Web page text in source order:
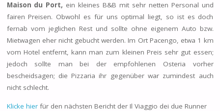
Maison du Port, ein kleines B&B mit sehr netten Personal und
fairen Preisen. Obwohl es für uns optimal liegt, so ist es doch
fernab vom jeglichen Rest und sollte ohne eigenem Auto bzw.
Mietwagen eher nicht gebucht werden. Im Ort Pacengo, etwa 1 km
vom Hotel entfernt, kann man zum kleinen Preis sehr gut essen;
jedoch sollte man bei der empfohlenen Osteria vorher
bescheidsagen; die Pizzaria ihr gegenüber war zumindest auch
nicht schlecht.
Klicke hierfür den nächsten Bericht der Il Viaggio dei due Runner